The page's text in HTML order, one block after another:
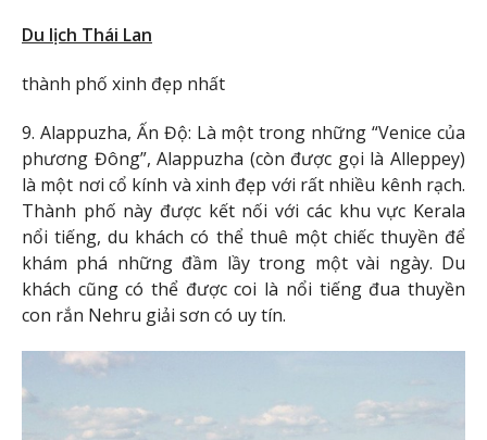
Du lịch Thái Lan
thành phố xinh đẹp nhất
9. Alappuzha, Ấn Độ: Là một trong những “Venice của
phương Đông”, Alappuzha (còn được gọi là Alleppey)
là một nơi cổ kính và xinh đẹp với rất nhiều kênh rạch.
Thành phố này được kết nối với các khu vực Kerala
nổi tiếng, du khách có thể thuê một chiếc thuyền để
khám phá những đầm lầy trong một vài ngày. Du
khách cũng có thể được coi là nổi tiếng đua thuyền
con rắn Nehru giải sơn có uy tín.